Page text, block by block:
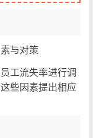
与对策
工流失率进行调
些因素提出相应